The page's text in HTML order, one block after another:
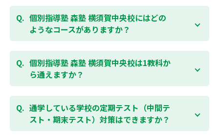
通常期には最大1ヶ月の無料体験を受付しておりま
す。また、春休み、夏休み、冬休みの講習では「4日
間～5日間の無料体験」授業を受けていただくことが
可能です。個別指導塾 森塾 横須賀中央校の無料体験に
けます。
個別指導塾 森塾 横須賀中央校にはどの
ようなコースがありますか？
個別指導塾 森塾 横須賀中央校では、小学生・中学
生・高校生のコースがあり、それぞれ学校のテストの
点数アップを目的としたコースとなっております。そ
の他、小学生用の英検®対策や、基礎学力を身につけ
ので、詳細は校舎にお問合わせください。
お問合わせはこちら
個別指導塾 森塾 横須賀中央校は1教科か
ら通えますか？
はい、1教科、週1日から受講いただけます。自分から
勉強できる習慣をつけるために最初は1から2教科での
受講をおすすめしております。まずはお気軽にご相談
ください。
通学している学校の定期テスト（中間テ
スト・期末テスト）対策はできますか？